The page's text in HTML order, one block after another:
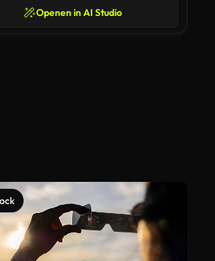
Openen in AI Studio